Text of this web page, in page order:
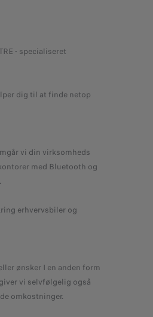
- specialiseret
dig til at finde netop
vi din virksomheds
med Bluetooth og
erhvervsbiler og
ønsker I en anden form
vi selvfølgelig også
omkostninger.